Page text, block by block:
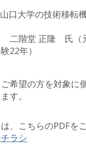
口大学の技術移転
二階堂 正隆 氏（
22年）
希望の方を対象に
す。
、こちらのPDFをご
ラシ